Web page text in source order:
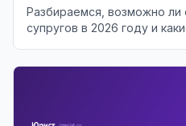
Разбираемся, возможно ли
супругов в 2026 году и